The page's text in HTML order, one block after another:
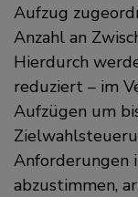
Aufzug
Anzahl an
Hierdurch
reduziert – im
Aufzügen um
Anforderungen
abzustimmen,